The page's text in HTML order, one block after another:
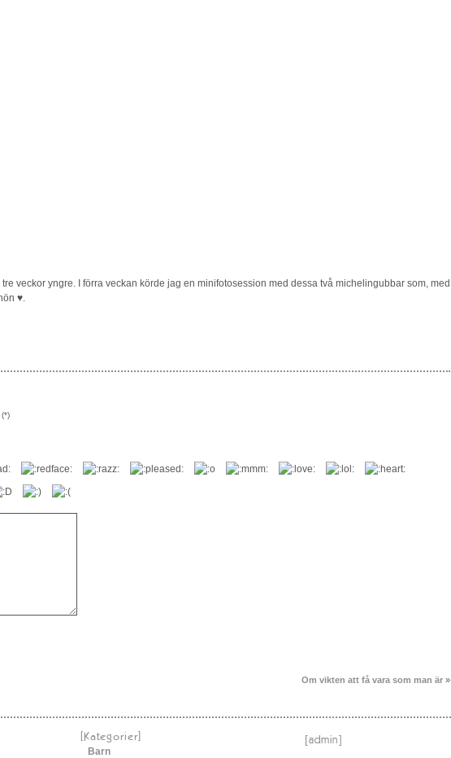
veckor yngre. I förra veckan körde jag en minifotosession med dessa två michelingubbar som, med
♥.
Om vikten att få vara som man är »
[Kategorier]
Barn